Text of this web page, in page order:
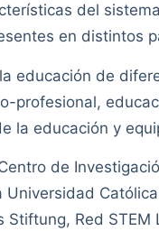
del
en distintos
educación de
profesional,
la educación y
de
Universidad
Stiftung, Red